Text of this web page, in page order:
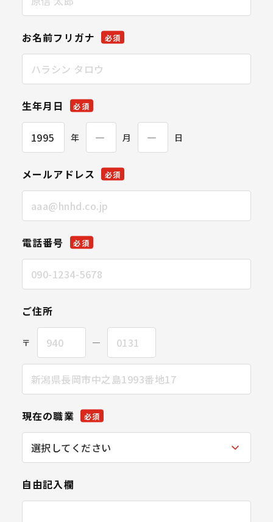
お名前フリガナ 必須
生年月日 必須
年 月 日
メールアドレス 必須
電話番号 必須
ご住所
〒 ―
現在の職業 必須
自由記入欄